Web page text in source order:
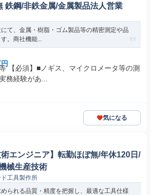
鉄鋼/非鉄金属/金属製品法人営業
て、金属・樹脂・ゴム製品等の精密測定や品
。商社機能...
【必須】■ノギス、マイクロメータ等の測
務経験があ...
気になる
術エンジニア】転勤ほぼ無/年休120日/
械生産技術
工具製作所
られる品質・精度を把握し、最適な工具仕様